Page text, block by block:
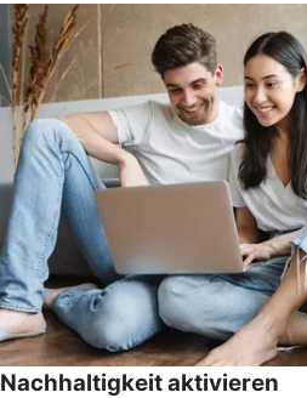
Nachhaltigkeit aktivieren